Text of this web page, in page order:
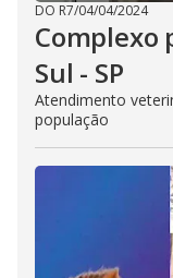
DO R7/04/04/2024
Complexo
Sul - SP
Atendimento
população